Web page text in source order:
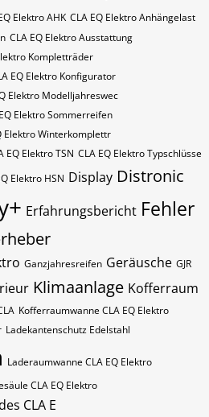
Elektro AHK CLA EQ Elektro Anhängelast
CLA EQ Elektro Ausstattung
Kompletträder
EQ Elektro Konfigurator
Elektro Modelljahreswec
Elektro Sommerreifen
Elektro Winterkomplettr
EQ Elektro​​​​ TSN CLA EQ Elektro​​​​ Typschlüsse
Elektro​​​​​ HSN Display Distronic
Erfahrungsbericht Fehler
Ganzjahresreifen Geräusche GJR
Klimaanlage Kofferraum
Kofferraumwanne CLA EQ Elektro
Ladekantenschutz Edelstahl
Laderaumwanne CLA EQ Elektro
CLA EQ Elektro
CLA E